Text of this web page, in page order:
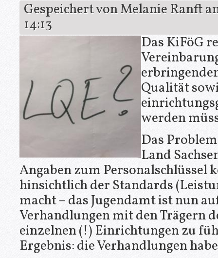
Gespeichert vonMelanie Ranft
14:13
Das KiFöG
Qualität
werden
Das
Land
Angaben zum Personalschlüssel
hinsichtlich der Standards
macht – das Jugendamt ist nun
Verhandlungen mit den Trägern
einzelnen (!) Einrichtungen zu
Ergebnis: die Verhandlungen